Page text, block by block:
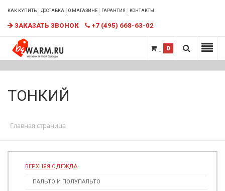
КАК КУПИТЬ ДОСТАВКА О МАГАЗИНЕ ГАРАНТИЯ КОНТАКТЫ
ЗАКАЗАТЬ ЗВОНОК +7 (495) 668-63-02
0
ТОНКИЙ
Главная страница
ВЕРХНЯЯ ОДЕЖДА
ПАЛЬТО И ПОЛУПАЛЬТО